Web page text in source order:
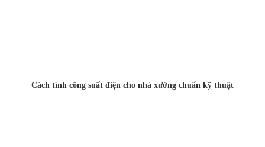
Cách tính công suất điện cho nhà xưởng chuẩn kỹ thuật